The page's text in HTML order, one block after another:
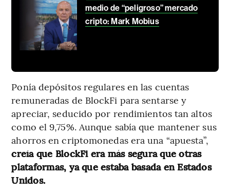
medio de “peligroso” mercado
cripto: Mark Mobius
Ponía depósitos regulares en las cuentas
remuneradas de BlockFi para sentarse y
apreciar, seducido por rendimientos tan altos
como el 9,75%. Aunque sabía que mantener sus
ahorros en criptomonedas era una “apuesta”,
creía que BlockFi era más segura que otras
plataformas, ya que estaba basada en Estados
Unidos.